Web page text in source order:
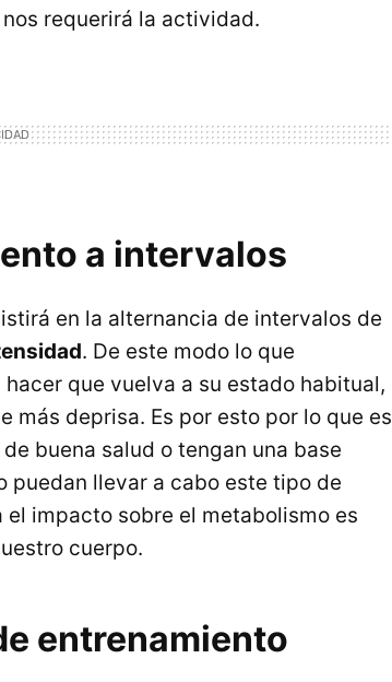
requerirá la actividad.
a intervalos
en la alternancia de intervalos de
. De este modo lo que
que vuelva a su estado habitual,
más deprisa. Es por esto por lo que es
buena salud o tengan una base
puedan llevar a cabo este tipo de
impacto sobre el metabolismo es
cuerpo.
entrenamiento